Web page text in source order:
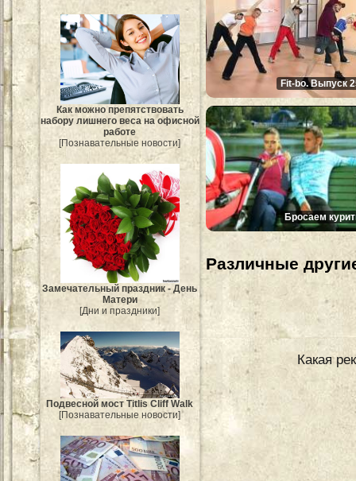
Как можно препятствовать
набору лишнего веса на офисной
работе
[Познавательные новости]
Замечательный праздник - День
Матери
[Дни и праздники]
Подвесной мост Titlis Cliff Walk
[Познавательные новости]
Fit-bo. Выпуск
Бросаем
Различные
Какая